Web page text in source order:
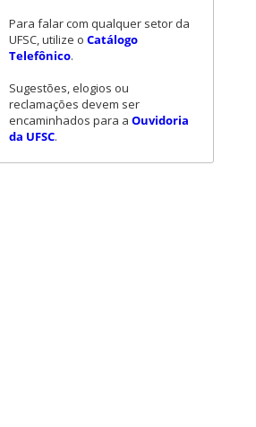
Para falar com qualquer setor da
UFSC, utilize o Catálogo
Telefônico.
Sugestões, elogios ou
reclamações devem ser
encaminhados para a Ouvidoria
da UFSC.